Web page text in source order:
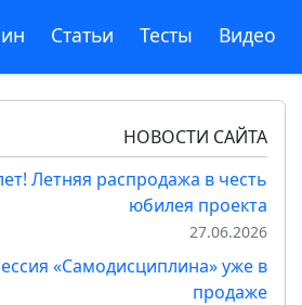
Статьи Тесты Видео
НОВОСТИ САЙТА
Летняя распродажа в честь
юбилея проекта
27.06.2026
«Самодисциплина» уже в
продаже